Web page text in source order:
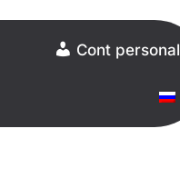
Cont personal